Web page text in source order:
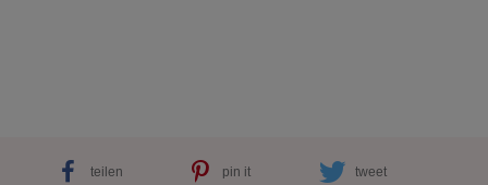
teilen pin it tweet